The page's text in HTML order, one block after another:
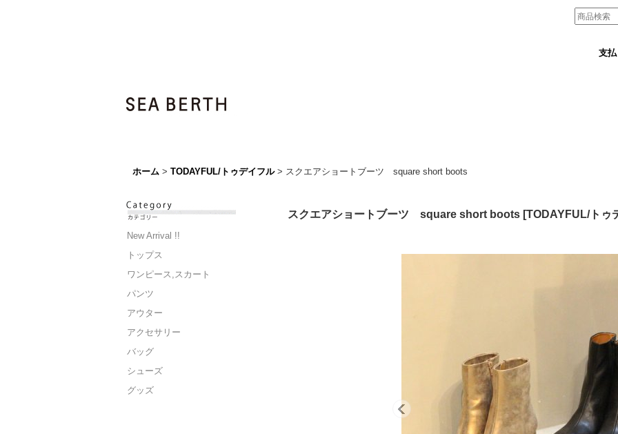
支払
ホーム > TODAYFUL/トゥデイフル > スクエアショートブーツ square short boots
New Arrival !!
トップス
ワンピース,スカート
パンツ
アウター
アクセサリー
バッグ
シューズ
グッズ
スクエアショートブーツ square short boots [TODAYFUL/トゥ